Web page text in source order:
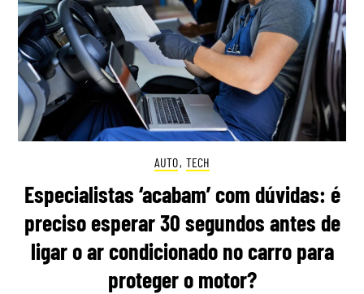
AUTO, TECH
Especialistas ‘acabam’ com dúvidas: é
preciso esperar 30 segundos antes de
ligar o ar condicionado no carro para
proteger o motor?